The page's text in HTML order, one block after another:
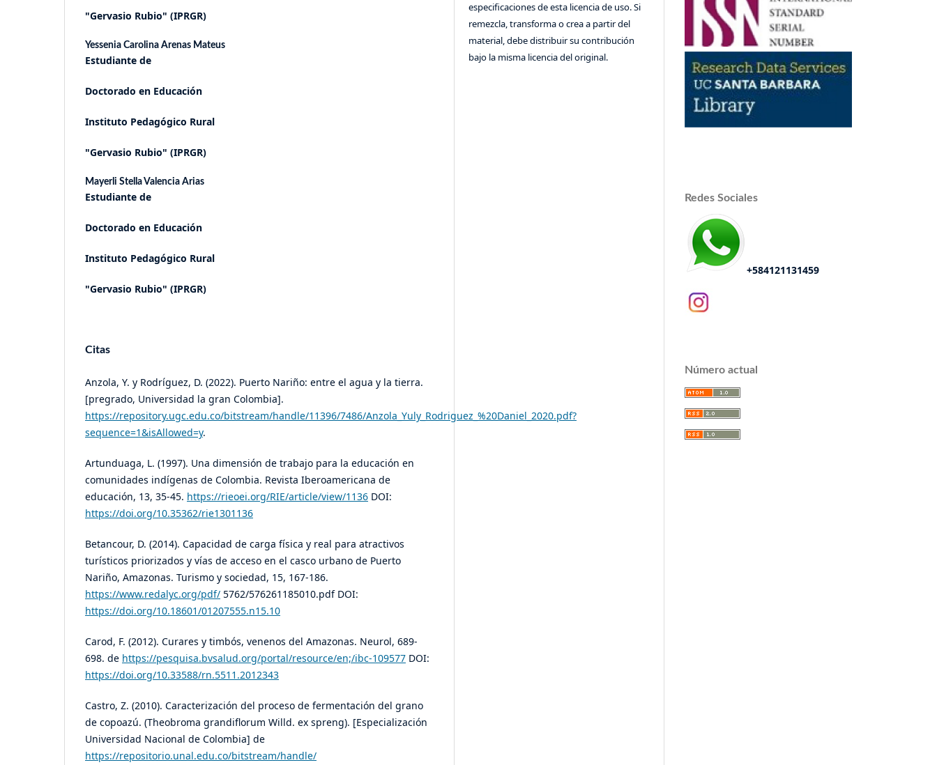
"Gervasio Rubio" (IPRGR)
Yessenia Carolina Arenas Mateus
Estudiante de
Doctorado en Educación
Instituto Pedagógico Rural
"Gervasio Rubio" (IPRGR)
Mayerli Stella Valencia Arias
Estudiante de
Doctorado en Educación
Instituto Pedagógico Rural
"Gervasio Rubio" (IPRGR)
Citas
Anzola, Y. y Rodríguez, D. (2022). Puerto Nariño: entre el agua y la tierra.
[pregrado, Universidad la gran Colombia].
https://repository.ugc.edu.co/bitstream/handle/11396/7486/Anzola_Yuly_Rodriguez_%20Daniel_2020.pdf?
sequence=1&isAllowed=y.
Artunduaga, L. (1997). Una dimensión de trabajo para la educación en
comunidades indígenas de Colombia. Revista Iberoamericana de
educación, 13, 35-45. https://rieoei.org/RIE/article/view/1136 DOI:
https://doi.org/10.35362/rie1301136
Betancour, D. (2014). Capacidad de carga física y real para atractivos
turísticos priorizados y vías de acceso en el casco urbano de Puerto
Nariño, Amazonas. Turismo y sociedad, 15, 167-186.
https://www.redalyc.org/pdf/ 5762/576261185010.pdf DOI:
https://doi.org/10.18601/01207555.n15.10
Carod, F. (2012). Curares y timbós, venenos del Amazonas. Neurol, 689-
698. de https://pesquisa.bvsalud.org/portal/resource/en;/ibc-109577 DOI:
https://doi.org/10.33588/rn.5511.2012343
Castro, Z. (2010). Caracterización del proceso de fermentación del grano
de copoazú. (Theobroma grandiflorum Willd. ex spreng). [Especialización
Universidad Nacional de Colombia] de
https://repositorio.unal.edu.co/bitstream/handle/
especificaciones de esta licencia de uso. Si
remezcla, transforma o crea a partir del
material, debe distribuir su contribución
bajo la misma licencia del original.
Redes Sociales
+584121131459
Número actual